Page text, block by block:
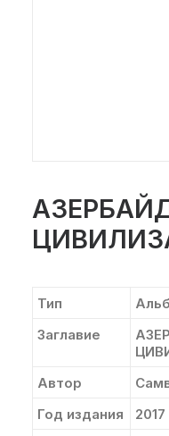
Тип
Заглавие
Автор
Год издания
2017